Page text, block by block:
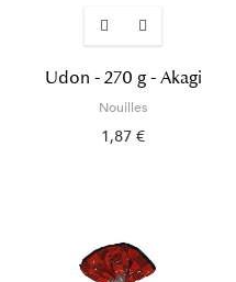
Udon - 270 g - Akagi
Nouilles
1,87 €